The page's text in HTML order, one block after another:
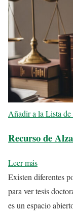
Añadir a la Lista de
Recurso de
Leer más
Existen diferentes
para ver tesis
es un espacio